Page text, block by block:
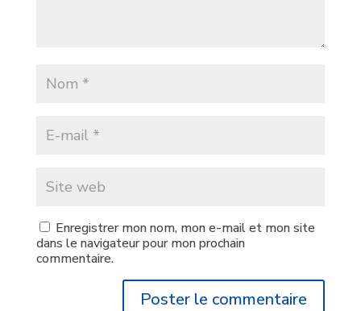
Enregistrer mon nom, mon e-mail et mon site
dans le navigateur pour mon prochain
commentaire.